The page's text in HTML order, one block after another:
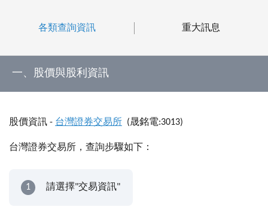
Tw
各類查詢資訊 重大訊息
內容
一、股價與股利資訊
股價資訊 - 台灣證券交易所 (晟銘電:3013)
台灣證券交易所，查詢步驟如下：
1 請選擇"交易資訊"